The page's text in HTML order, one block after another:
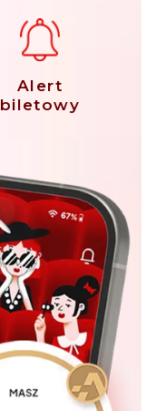
Alert
biletowy